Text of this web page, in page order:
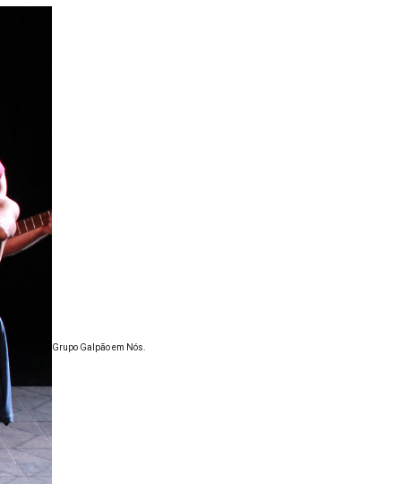
Grupo Galpão em Nós.